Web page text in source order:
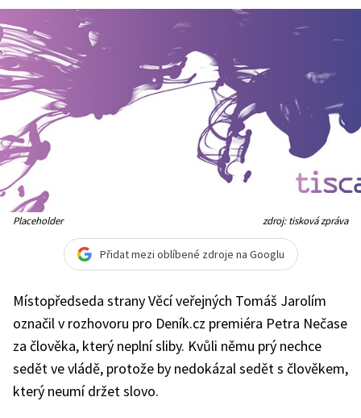
Placeholder zdroj: tisková zpráva
Přidat mezi oblíbené zdroje na Googlu
Místopředseda strany Věcí veřejných Tomáš Jarolím
označil v rozhovoru pro Deník.cz premiéra Petra Nečase
za člověka, který neplní sliby. Kvůli němu prý nechce
sedět ve vládě, protože by nedokázal sedět s člověkem,
který neumí držet slovo.